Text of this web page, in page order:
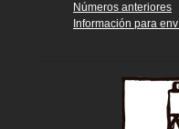
Números anteriores
Información para